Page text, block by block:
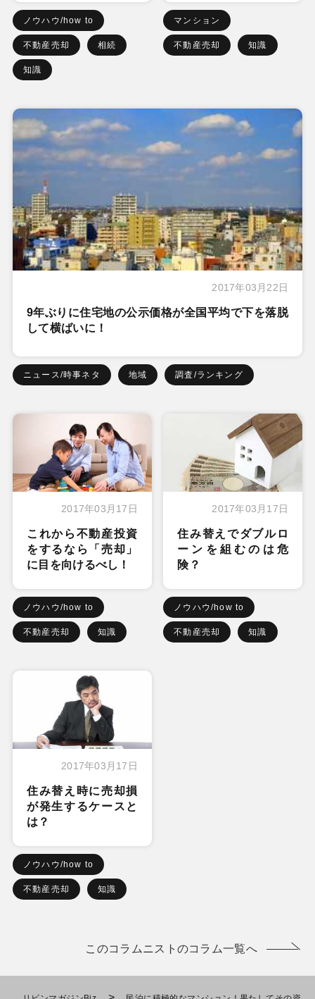
ノウハウ/how to
不動産売却 相続
知識
マンション
不動産売却 知識
2017年03月22日
9年ぶりに住宅地の公示価格が全国平均で下を落脱
して横ばいに！
ニュース/時事ネタ 地域 調査/ランキング
2017年03月17日
これから不動産投資
をするなら「売却」
に目を向けるべし！
ノウハウ/how to
不動産売却 知識
2017年03月17日
住み替えでダブルロ
ーンを組むのは危
険？
ノウハウ/how to
不動産売却 知識
2017年03月17日
住み替え時に売却損
が発生するケースと
は？
ノウハウ/how to
不動産売却 知識
このコラムニストのコラム一覧へ